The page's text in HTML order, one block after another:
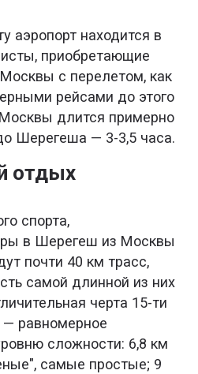
аэропорт находится в
приобретающие
с перелетом, как
рейсами до этого
длится примерно
Шерегеша — 3-3,5 часа.
отдых
спорта,
в Шерегеш из Москвы
почти 40 км трасс,
самой длинной из них
черта 15-ти
— равномерное
сложности: 6,8 км
самые простые; 9